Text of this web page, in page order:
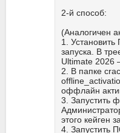
2-й способ:
(Аналогичен
1. Установить
запуска. В
Ultimate 2026
2. В папке
оффлайн
3. Запустить
этого кейген
4. Запустить